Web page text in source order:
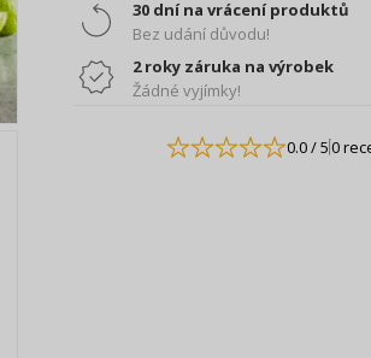
30 dní na vrácení produktů
Bez udání důvodu!
2 roky záruka na výrobek
Žádné vyjímky!
0.0/ 50